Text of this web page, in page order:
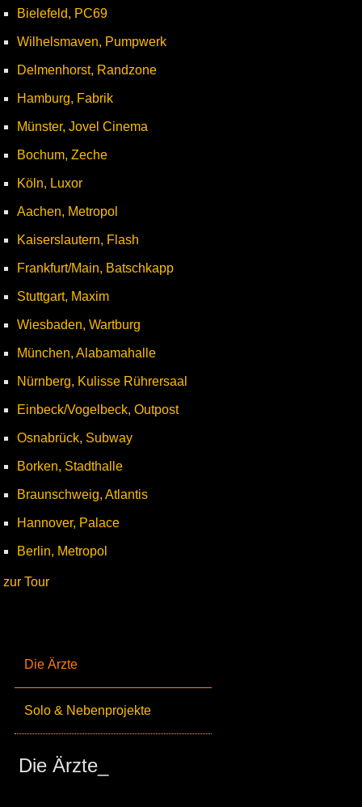
Die Ärzte
Solo & Nebenprojekte
Die Ärzte_
Bielefeld, PC69
Wilhelsmaven, Pumpwerk
Delmenhorst, Randzone
Hamburg, Fabrik
Münster, Jovel Cinema
Bochum, Zeche
Köln, Luxor
Aachen, Metropol
Kaiserslautern, Flash
Frankfurt/Main, Batschkapp
Stuttgart, Maxim
Wiesbaden, Wartburg
München, Alabamahalle
Nürnberg, Kulisse Rührersaal
Einbeck/Vogelbeck, Outpost
Osnabrück, Subway
Borken, Stadthalle
Braunschweig, Atlantis
Hannover, Palace
Berlin, Metropol
zur Tour